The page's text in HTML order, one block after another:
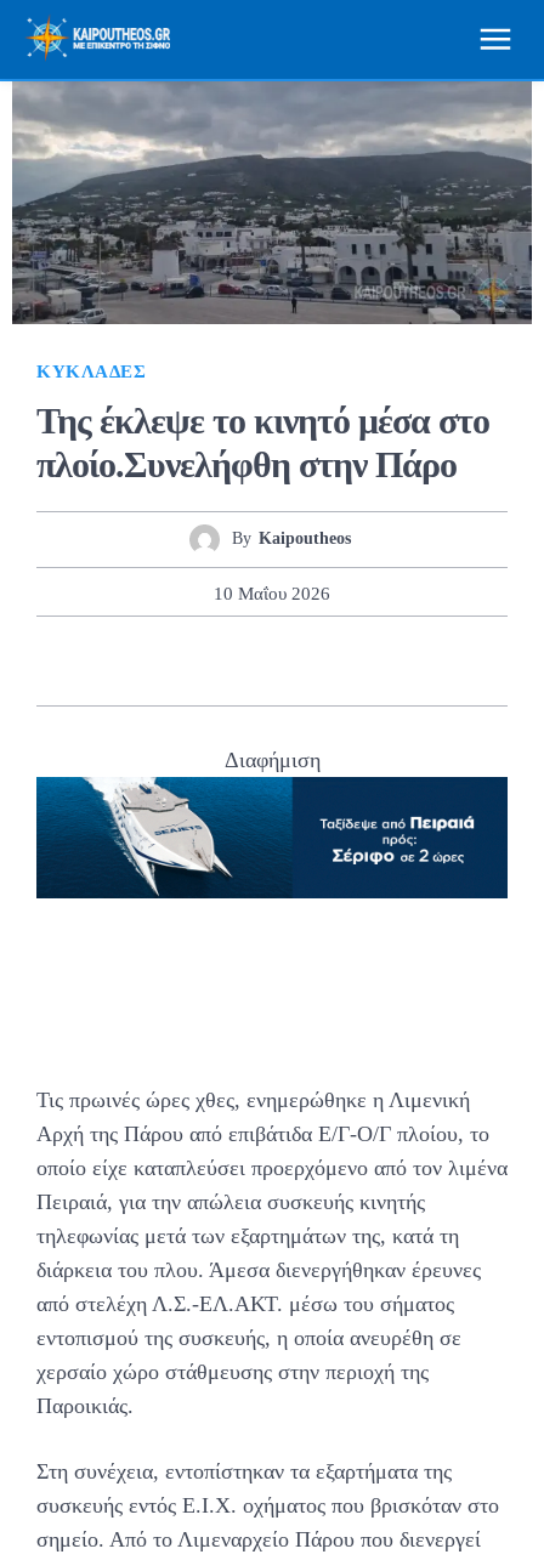
ΚΥΚΛΆΔΕΣ
Της έκλεψε το κινητό μέσα στο
πλοίο.Συνελήφθη στην Πάρο
By Kaipoutheos
10 Μαΐου 2026
Διαφήμιση
Τις πρωινές ώρες χθες, ενημερώθηκε η Λιμενική
Αρχή της Πάρου από επιβάτιδα Ε/Γ-Ο/Γ πλοίου, το
οποίο είχε καταπλεύσει προερχόμενο από τον λιμένα
Πειραιά, για την απώλεια συσκευής κινητής
τηλεφωνίας μετά των εξαρτημάτων της, κατά τη
διάρκεια του πλου. Άμεσα διενεργήθηκαν έρευνες
από στελέχη Λ.Σ.-ΕΛ.ΑΚΤ. μέσω του σήματος
εντοπισμού της συσκευής, η οποία ανευρέθη σε
χερσαίο χώρο στάθμευσης στην περιοχή της
Παροικιάς.
Στη συνέχεια, εντοπίστηκαν τα εξαρτήματα της
συσκευής εντός Ε.Ι.Χ. οχήματος που βρισκόταν στο
σημείο. Από το Λιμεναρχείο Πάρου που διενεργεί